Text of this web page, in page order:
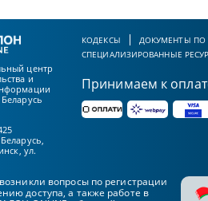
центр
и
ул.
КОДЕКСЫ ДОКУМЕНТЫ ПО
СПЕЦИАЛИЗИРОВАННЫЕ
Принимаем к
вопросы по регистрации
доступа, а также работе в